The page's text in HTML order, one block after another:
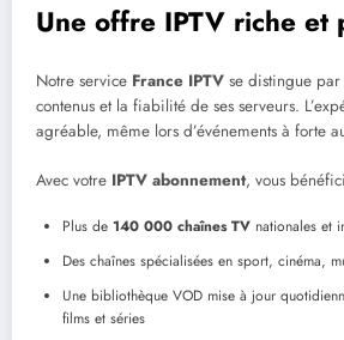
Une offre IPTV riche et
Notre service France IPTV se distingue
contenus et la fiabilité de ses serveurs.
agréable, même lors d’événements à forte
Avec votre IPTV abonnement, vous
Plus de 140 000 chaînes TV nationales et
Des chaînes spécialisées en sport, cinéma,
Une bibliothèque VOD mise à jour
films et séries